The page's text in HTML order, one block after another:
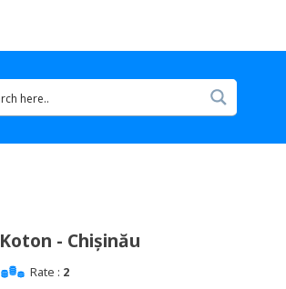
Koton - Chișinău
Rate : 2